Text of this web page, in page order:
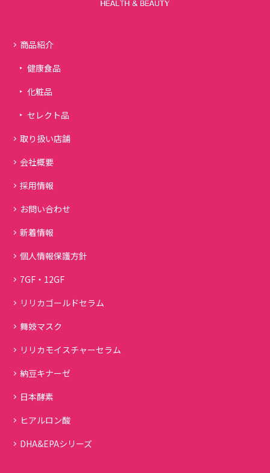
商品紹介
健康食品
化粧品
セレクト品
取り扱い店舗
会社概要
採用情報
お問い合わせ
新着情報
個人情報保護方針
7GF・12GF
リリカゴールドセラム
舞妓マスク
リリカモイスチャーセラム
納豆キナーゼ
日本酵素
ヒアルロン酸
DHA&EPAシリーズ